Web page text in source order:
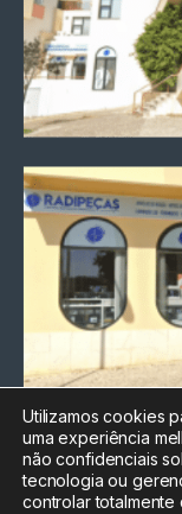
Utilizamos cookies
uma experiência
não confidenciais
tecnologia ou
controlar